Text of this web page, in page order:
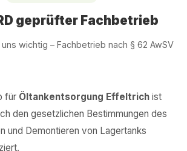
geprüfter Fachbetrieb
wichtig – Fachbetrieb nach § 62 AwSV
für Öltankentsorgung Effeltrich ist
den gesetzlichen Bestimmungen des
und Demontieren von Lagertanks